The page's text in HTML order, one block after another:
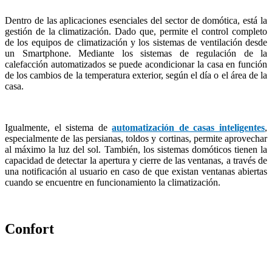
Dentro de las aplicaciones esenciales del sector de domótica, está la
gestión de la climatización. Dado que, permite el control completo
de los equipos de climatización y los sistemas de ventilación desde
un Smartphone. Mediante los sistemas de regulación de la
calefacción automatizados se puede acondicionar la casa en función
de los cambios de la temperatura exterior, según el día o el área de la
casa.
Igualmente, el sistema deautomatización de casas inteligentes,
especialmente de las persianas, toldos y cortinas, permite aprovechar
al máximo la luz del sol. También, los sistemas domóticos tienen la
capacidad de detectar la apertura y cierre de las ventanas, a través de
una notificación al usuario en caso de que existan ventanas abiertas
cuando se encuentre en funcionamiento la climatización.
Confort